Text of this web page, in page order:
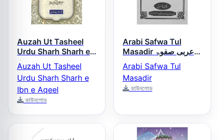
Auzah Ut Tasheel
Urdu Sharh Sharh e
Ibn e Aqeel اوضح
التسھیل اردو شرح ابن
عقیل
Auzah Ut Tasheel
Urdu Sharh Sharh e
Ibn e Aqeel
ডাউনলোড
Arabi Safwa Tul
Masadir عربی صفوۃ
المصادر
Arabi Safwa Tul
Masadir
ডাউনলোড